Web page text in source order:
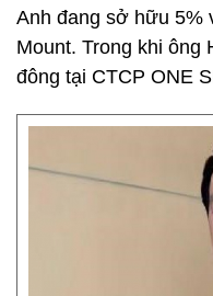
Anh đang sở hữu 5%
Mount. Trong khi ông
đông tại CTCP ONE